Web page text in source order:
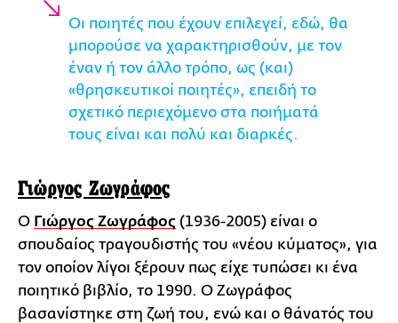
Οι ποιητές που έχουν επιλεγεί, εδώ, θα
μπορούσε να χαρακτηρισθούν, με τον
έναν ή τον άλλο τρόπο, ως (και)
«θρησκευτικοί ποιητές», επειδή το
σχετικό περιεχόμενο στα ποιήματά
τους είναι και πολύ και διαρκές.
Γιώργος Ζωγράφος
Ο Γιώργος Ζωγράφος (1936-2005) είναι ο
σπουδαίος τραγουδιστής του «νέου κύματος», για
τον οποίον λίγοι ξέρουν πως είχε τυπώσει κι ένα
ποιητικό βιβλίο, το 1990. Ο Ζωγράφος
βασανίστηκε στη ζωή του, ενώ και ο θάνατός του